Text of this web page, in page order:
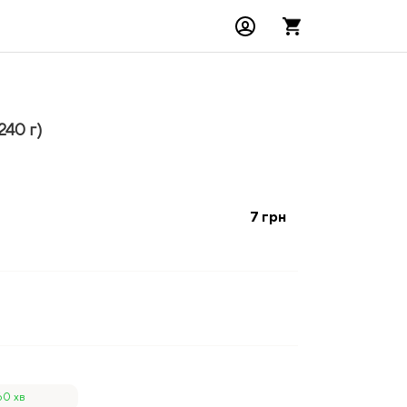
г)
7 грн
хв